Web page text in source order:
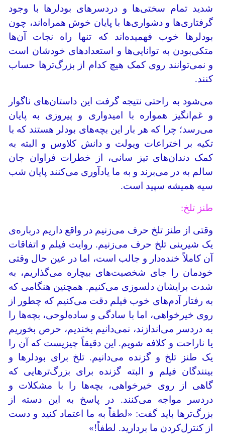
شدید تمام سختی‌ها و دردسرهای بودلر‌ها با وجود
گرفتاری‌ها و دشواری‌ها با پایان خوش همراه‌اند، چون
بودلرها خوب فهمیده‌اند که تنها راه نجات آن‌ها
متکی‌بودن به توانایی‌ها و استعدادهای خودشان است
و نمی‌توانند روی کمک هیچ کدام از بزرگ‌ترها حساب
کنند.
می‌شود به راحتی نتیجه گرفت این داستان‌های ناگوار
و غم‌انگیز همواره با امیدواری و پیروزی به پایان
می‌رسد؛ چرا که هر بار این بچه‌های بودلر هستند که با
تکیه بر اختراعات ویولت و دانش کلاوس و البته به
کمک دندان‌های تیز سانی، از خطرات فراوان جان
سالم به در می‌برند و به ما یادآوری می‌کنند پایان شب
سیه همیشه سپید است.
طنز تلخ:
وقتی از طنز تلخ حرف می‌زنیم در واقع داریم درباره‌ی
یک شیرینی تلخ حرف می‌زنیم. روایت فیلم و اتفاقات
آن کاملاً خنده‌دار و جالب است، اما در عین حال وقتی
خودمان را جای شخصیت‌های بیچاره می‌گذاریم، به
شدت برایشان دلسوزی می‌کنیم. همچنین هنگامی که
به رفتار آدم‌های خوب فیلم دقت می‌کنیم که چطور از
روی خیرخواهی، اما با سادگی و ساده‌لوحی، بچه‌ها را
به دردسر می‌اندازند، نمی‌دانیم بخندیم، حرص بخوریم
یا ناراحت و کلافه شویم. این دقیقاً چیزیست که آن را
یک طنز تلخ و گزنده می‌دانیم. تلخ برای بودلرها و
بینندگان فیلم و البته گزنده برای بزرگ‌ترهایی که
گاهی از روی خیرخواهی، بچه‌ها را با مشکلات و
دردسر مواجه می‌کنند. در پاسخ به این دسته از
بزرگ‌ترها باید گفت: «لطفاً به ما اعتماد کنید و دست
از کنترل‌کردن ما بردارید. لطفاً!»